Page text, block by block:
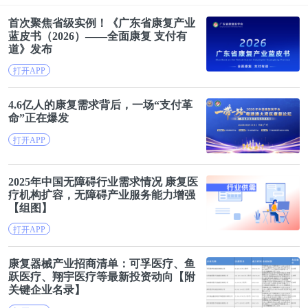
首次聚焦省级实例！《广东省康复产业
蓝皮书（2026）——全面康复 支付有
道》发布
打开APP
4.6亿人的康复需求背后，一场“支付革
命”正在爆发
打开APP
2025年中国无障碍行业需求情况 康复 医
疗机构扩容，无障碍产业服务能力增强
【组图】
打开APP
康复器械产业招商清单：可孚医疗、鱼
跃医疗、翔宇医疗等最新投资动向【附
关键企业名录】